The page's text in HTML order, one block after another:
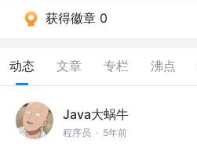
获得徽章 0
动态 文章 专栏 沸点
Java大蜗牛
程序员 · 5年前